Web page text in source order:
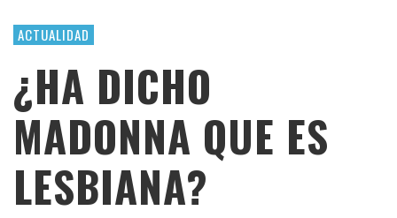
ACTUALIDAD
¿HA DICHO
MADONNA QUE ES
LESBIANA?